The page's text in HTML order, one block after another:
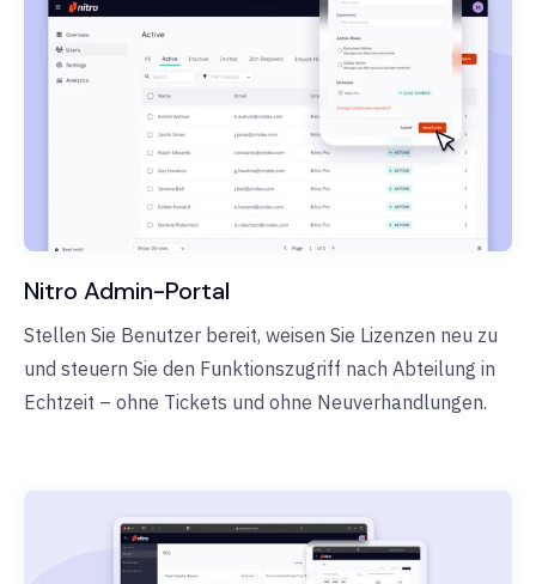
Nitro Admin-Portal
Stellen Sie Benutzer bereit, weisen Sie Lizenzen neu zu
und steuern Sie den Funktionszugriff nach Abteilung in
Echtzeit – ohne Tickets und ohne Neuverhandlungen.